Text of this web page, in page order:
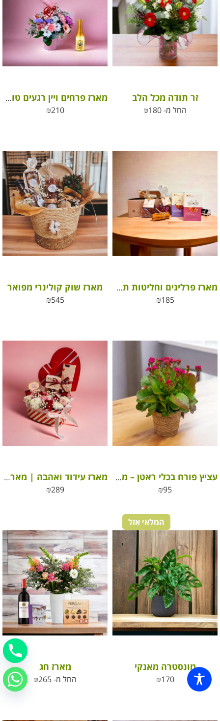
זר תודה מכל הלב
החל מ- ₪180
מארז פרחים ויין רגעים טובים
₪210
מארז פרלינים וחליטות תה פינוקים
₪185
מארז שוק קולינרי מפואר
₪545
עציץ פורח בכלי ראטן – מתנה לתשומת לב, מתנה להוקרת תודה
₪95
מארז עידוד ואהבה | מארז פרחים ושוקולד בקופסא
₪289
המלאי אזל
מונסטרה מאנקי
₪170
מארז חג
החל מ- ₪265